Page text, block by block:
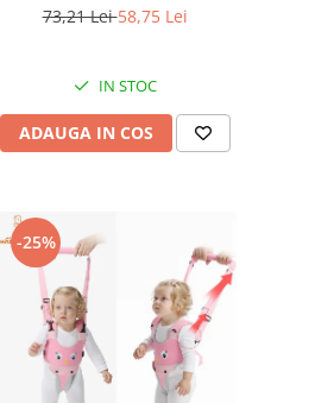
73,21 Lei58,75 Lei
IN STOC
ADAUGA IN COS
-25%